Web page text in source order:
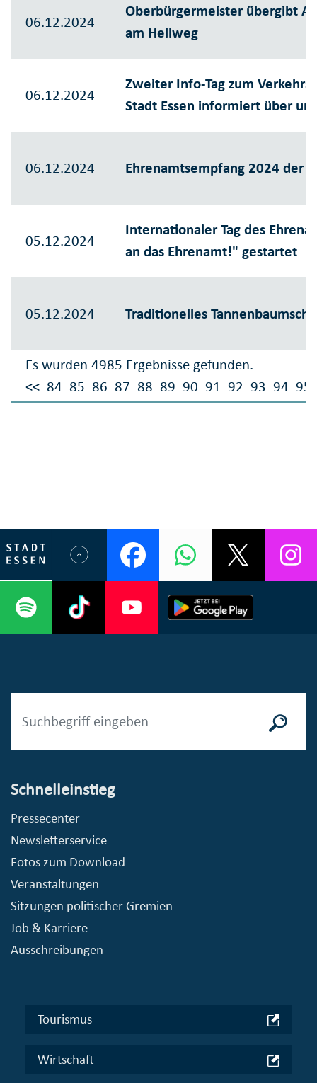
Es wurden 4985 Ergebnisse gefunden.
<< 84 85 86 87 88 89 90 91 92 93 94 95
06.12.2024
Oberbürgermeister übergibt
am Hellweg
06.12.2024
Zweiter Info-Tag zum
Stadt Essen informiert über
06.12.2024 Ehrenamtsempfang 2024 der
05.12.2024
Internationaler Tag des
an das Ehrenamt!" gestartet
05.12.2024 Traditionelles
Schnelleinstieg
Pressecenter
Newsletterservice
Fotos zum Download
Veranstaltungen
Sitzungen politischer Gremien
Job & Karriere
Ausschreibungen
Tourismus
Wirtschaft